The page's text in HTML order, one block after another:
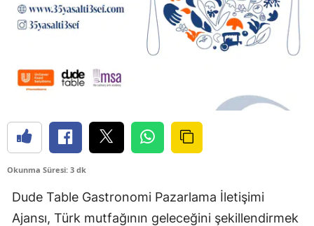
Okunma Süresi: 3 dk
Dude Table Gastronomi Pazarlama İletişimi
Ajansı, Türk mutfağının geleceğini şekillendirmek